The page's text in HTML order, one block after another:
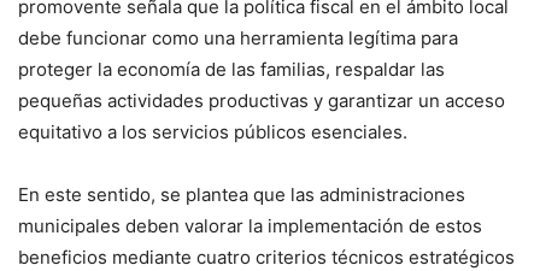
promovente señala que la política fiscal en el ámbito local
debe funcionar como una herramienta legítima para
proteger la economía de las familias, respaldar las
pequeñas actividades productivas y garantizar un acceso
equitativo a los servicios públicos esenciales.
En este sentido, se plantea que las administraciones
municipales deben valorar la implementación de estos
beneficios mediante cuatro criterios técnicos estratégicos